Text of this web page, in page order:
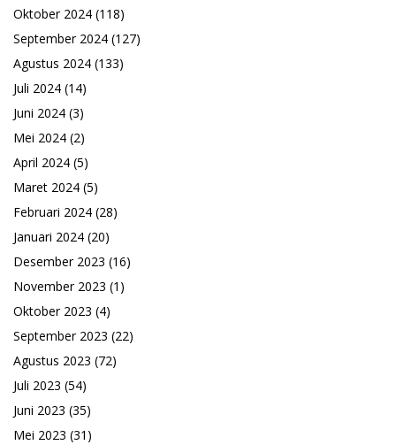
Oktober 2024 (118)
September 2024 (127)
Agustus 2024 (133)
Juli 2024 (14)
Juni 2024 (3)
Mei 2024 (2)
April 2024 (5)
Maret 2024 (5)
Februari 2024 (28)
Januari 2024 (20)
Desember 2023 (16)
November 2023 (1)
Oktober 2023 (4)
September 2023 (22)
Agustus 2023 (72)
Juli 2023 (54)
Juni 2023 (35)
Mei 2023 (31)